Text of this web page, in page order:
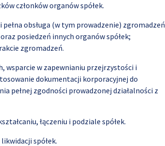
członków organów spółek.
obsługa (w tym prowadzenie) zgromadzeń
posiedzeń innych organów spółek;
zgromadzeń.
wsparcie w zapewnianiu przejrzystości i
dokumentacji korporacyjnej do
pełnej zgodności prowadzonej działalności z
łączeniu i podziale spółek.
spółek.